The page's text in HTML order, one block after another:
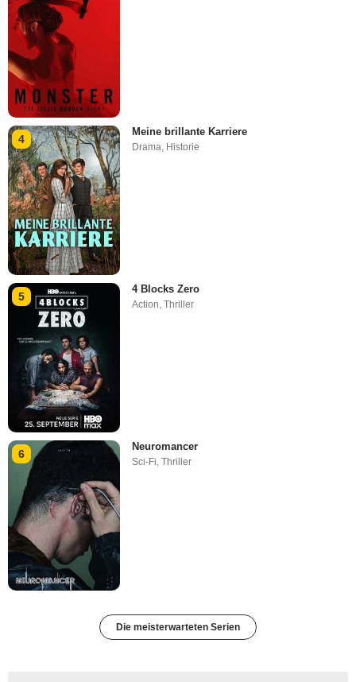
4
Meine brillante Karriere
Drama Historie
5
4 Blocks Zero
Action,Thriller
6
Neuromancer
Sci-Fi,Thriller
Die meisterwarteten Serien